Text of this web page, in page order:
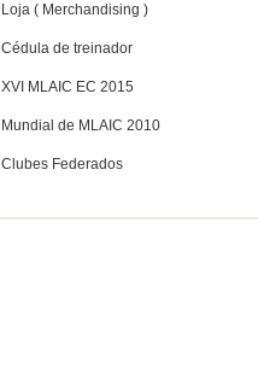
Loja ( Merchandising )
Cédula de treinador
XVI MLAIC EC 2015
Mundial de MLAIC 2010
Clubes Federados